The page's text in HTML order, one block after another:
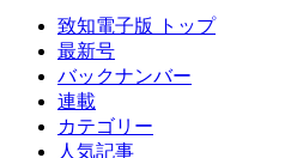
致知電子版 トップ
最新号
バックナンバー
連載
カテゴリー
人気記事